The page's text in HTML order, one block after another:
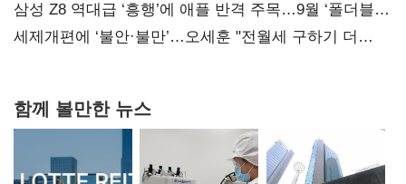
보내
삼성 Z8 역대급 ‘흥행’에 애플 반격 주목…9월 ‘폴더블
대전’
세제개편에 ‘불안·불만’…오세훈 "전월세 구하기 더
함께 볼만한 뉴스